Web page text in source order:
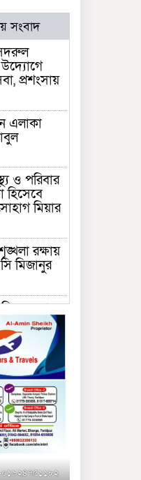
সংবাদ
সদরুল
প্রশংসায়
এলাকা
ও পরিবার
হিসেবে
মিয়ার
রক্ষায়
মিজানুর
জেলা
উদ্দিন
সেক্রেটারি
ও গণ-
করে
রিপোর্ট
ও পৌর
০১৯২৪৭৫১১৮২